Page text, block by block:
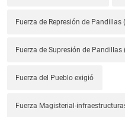
Fuerza de Represión de Pandillas
Fuerza de Supresión de Pandillas
Fuerza del Pueblo exigió
Fuerza Magisterial-